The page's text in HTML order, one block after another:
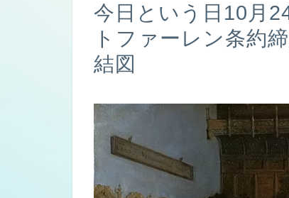
今日という日10月
トファーレン条約
結図